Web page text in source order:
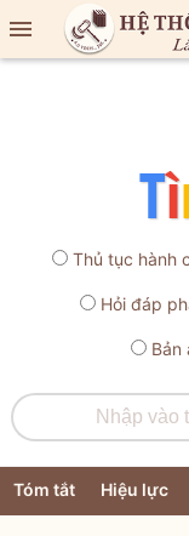

Thủ tục hành
Hỏi đáp
Bản
Tóm tắt Hiệu lực